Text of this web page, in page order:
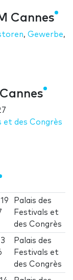
Cannes
, Gewerbe,
et des Congrès
19
Palais des
Festivals et
des Congrès
Palais des
Festivals et
des Congrès